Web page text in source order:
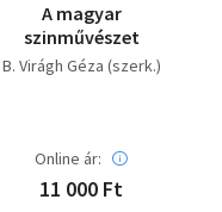
A magyar
szinművészet
B. Virágh Géza (szerk.)
Online ár:
11 000 Ft